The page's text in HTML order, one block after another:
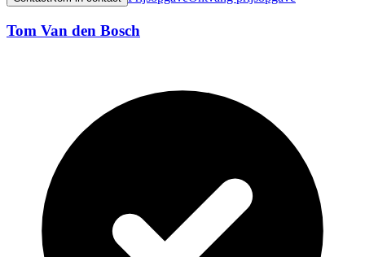
Tom Van den Bosch